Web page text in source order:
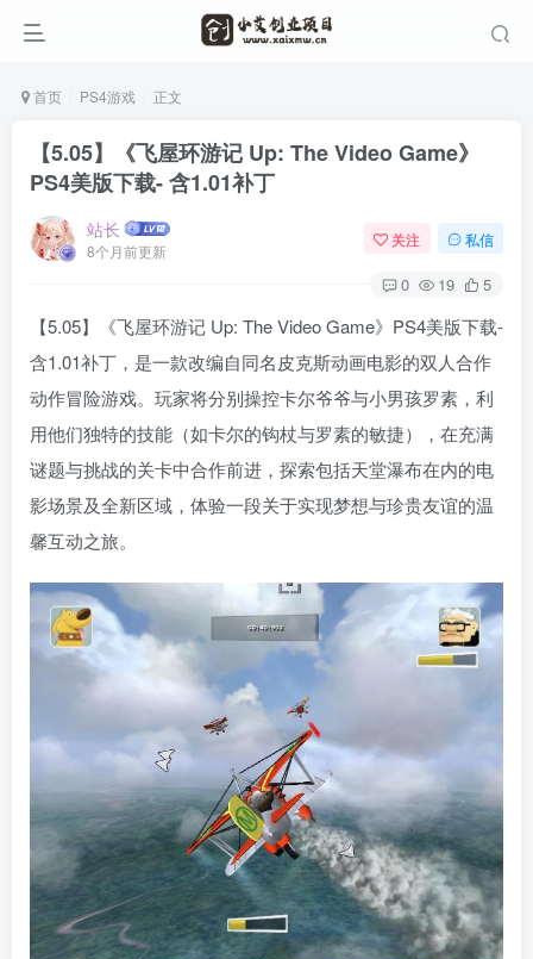
首页 PS4游戏 正文
【5.05】《飞屋环游记 Up: The Video Game》
PS4美版下载- 含1.01补丁
站长
8个月前更新
关注 私信
0 19 5
【5.05】《飞屋环游记 Up: The Video Game》PS4美版下载-
含1.01补丁，是一款改编自同名皮克斯动画电影的双人合作
动作冒险游戏。玩家将分别操控卡尔爷爷与小男孩罗素，利
用他们独特的技能（如卡尔的钩杖与罗素的敏捷），在充满
谜题与挑战的关卡中合作前进，探索包括天堂瀑布在内的电
影场景及全新区域，体验一段关于实现梦想与珍贵友谊的温
馨互动之旅。